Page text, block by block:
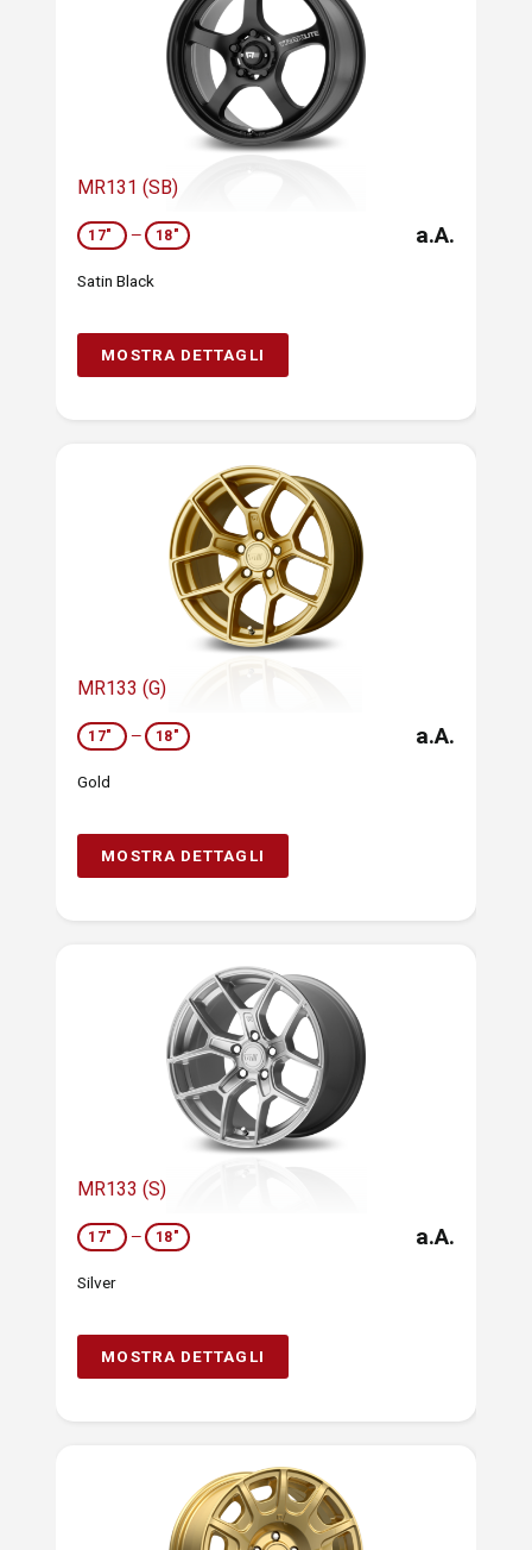
MR131 (SB)
17" — 18" a.A.
Satin Black
MOSTRA DETTAGLI
MR133 (G)
17" — 18" a.A.
Gold
MOSTRA DETTAGLI
MR133 (S)
17" — 18" a.A.
Silver
MOSTRA DETTAGLI